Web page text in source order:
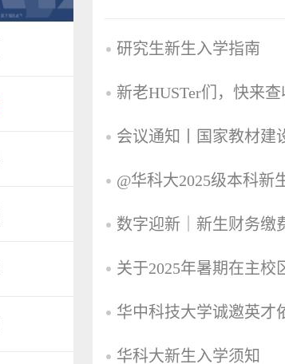
研究生新生入学指南
新老HUSTer们，快来
会议通知丨国家教材建
@华科大2025级本科新
数字迎新｜新生财务缴
关于2025年暑期在主校
华中科技大学诚邀英才
华科大新生入学须知